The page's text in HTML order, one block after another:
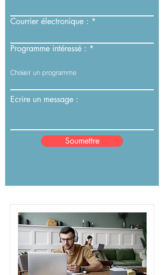
Courrier électronique :
Programme intéressé :
Ecrire un message :
Soumettre